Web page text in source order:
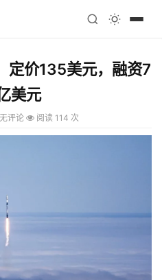
定价135美元，融资7
美元
评论 阅读 114 次